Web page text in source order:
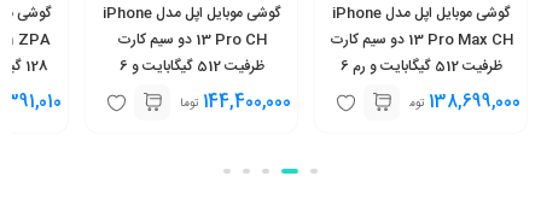
گوشی موبایل اپل مدل iPhone
13 Pro Max CH دو سیم‌ کارت
ظرفیت 512 گیگابایت و رم 6
گیگابایت – نات اکتیو
138,699,000 تومان
گوشی موبایل اپل مدل iPhone
13 Pro CH دو سیم‌ کارت
ظرفیت 512 گیگابایت و 6
گیگابایت رم – نات اکتیو
144,400,000 تومان
128 گیگابایت و رم 4 گیگابایت